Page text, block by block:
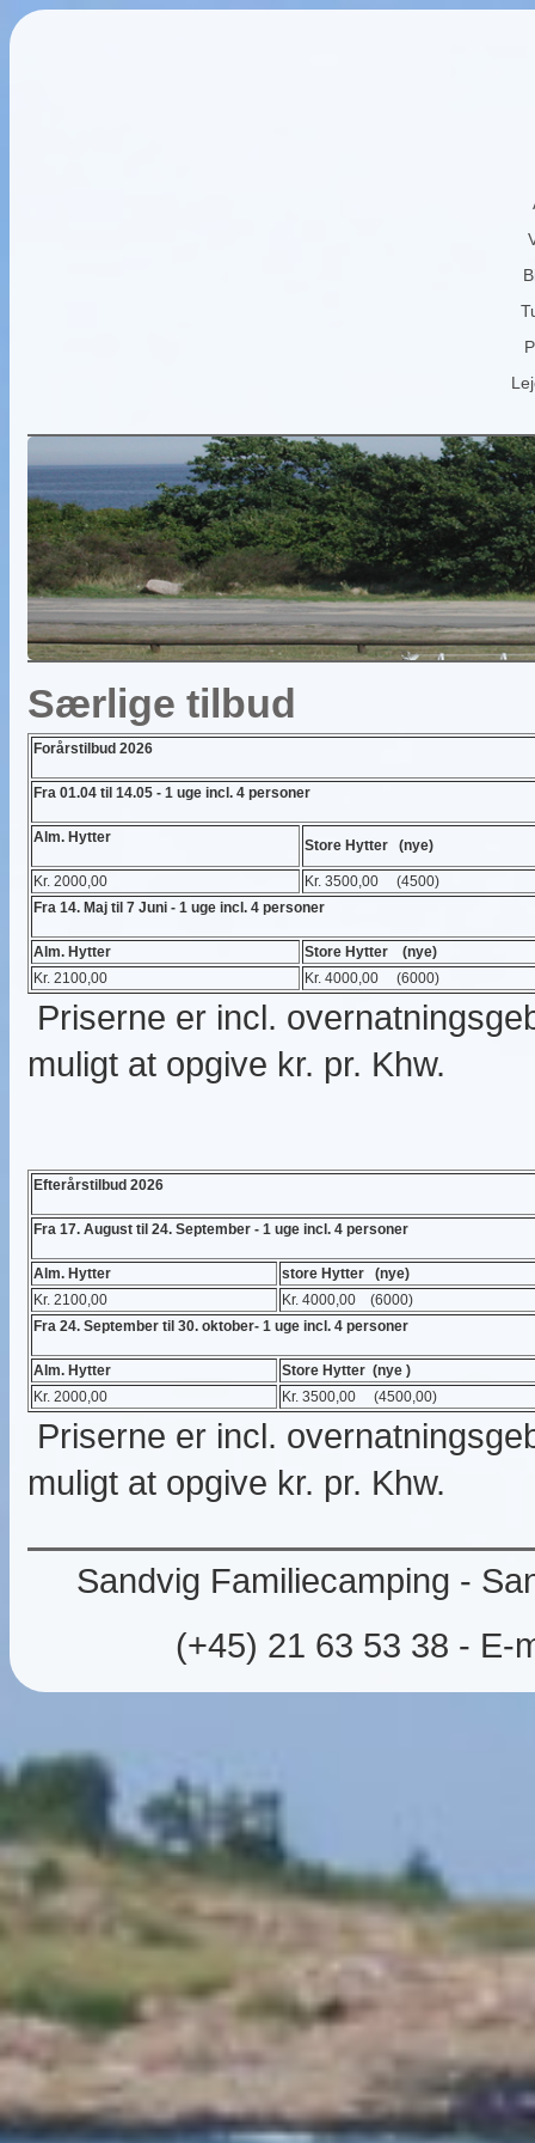
Særlige tilbud
Forårstilbud 2026
Fra 01.04 til 14.05 - 1 uge incl. 4 personer
Alm. Hytter Store Hytter (nye)
Kr. 2000,00
Kr. 3500,00 (4500)
Fra 14. Maj til 7 Juni - 1 uge incl. 4 personer
Alm. Hytter
Store Hytter (nye)
Kr. 2100,00
Kr. 4000,00 (6000)
Priserne er incl.
muligt at opgive kr. pr. Khw.
Efterårstilbud 2026
Fra 17. August til 24. September - 1 uge incl. 4 personer
Alm. Hytter
store Hytter (nye)
Kr. 2100,00
Kr. 4000,00 (6000)
Fra 24. September til 30. oktober- 1 uge incl. 4 personer
Alm. Hytter
Store Hytter (nye )
Kr. 2000,00
Kr. 3500,00 (4500,00)
Priserne er incl.
muligt at opgive kr. pr. Khw.
Sandvig Familiecamping -
(+45) 21 63 53 38 - E-